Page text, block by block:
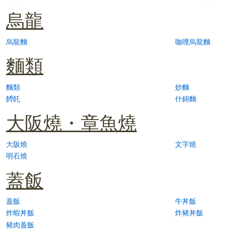
烏龍
烏龍麵 咖哩烏龍麵
麵類
麵類
炒麵
餺飥
什錦麵
大阪燒・章魚燒
大阪燒
文字燒
明石燒
蓋飯
蓋飯
牛丼飯
炸蝦丼飯
炸豬丼飯
豬肉蓋飯